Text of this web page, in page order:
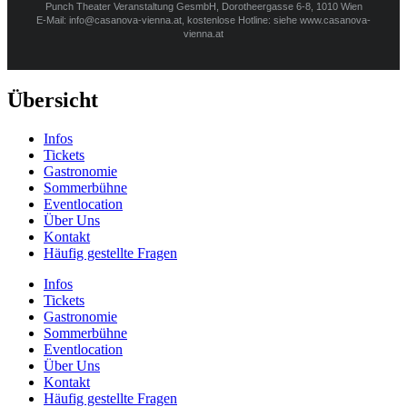
Punch Theater Veranstaltung GesmbH, Dorotheergasse 6-8, 1010 Wien
E-Mail: info@casanova-vienna.at, kostenlose Hotline: siehe www.casanova-
vienna.at
Übersicht
Infos
Tickets
Gastronomie
Sommerbühne
Eventlocation
Über Uns
Kontakt
Häufig gestellte Fragen
Infos
Tickets
Gastronomie
Sommerbühne
Eventlocation
Über Uns
Kontakt
Häufig gestellte Fragen